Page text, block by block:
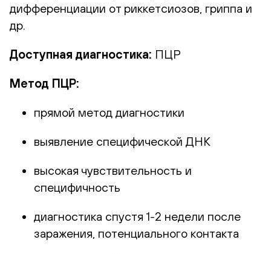
дифференциации от риккетсиозов, гриппа и
др.
Доступная диагностика: ПЦР
Метод ПЦР:
прямой метод диагностики
выявление специфической ДНК
высокая чувствительность и
специфичность
диагностика спустя 1-2 недели после
заражения, потенциального контакта